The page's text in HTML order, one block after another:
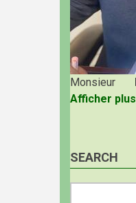
Monsieur
Afficher plus
SEARCH